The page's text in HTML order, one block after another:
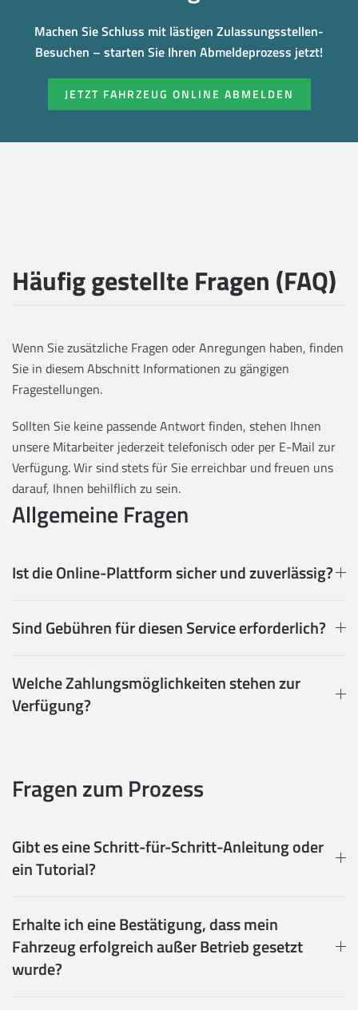
Machen Sie Schluss mit lästigen Zulassungsstellen-
Besuchen – starten Sie Ihren Abmeldeprozess jetzt!
JETZT FAHRZEUG ONLINE ABMELDEN
Häufig gestellte Fragen (FAQ)
Wenn Sie zusätzliche Fragen oder Anregungen haben, finden
Sie in diesem Abschnitt Informationen zu gängigen
Fragestellungen.
Sollten Sie keine passende Antwort finden, stehen Ihnen
unsere Mitarbeiter jederzeit telefonisch oder per E-Mail zur
Verfügung. Wir sind stets für Sie erreichbar und freuen uns
darauf, Ihnen behilflich zu sein.
Allgemeine Fragen
Ist die Online-Plattform sicher und zuverlässig?
Sind Gebühren für diesen Service erforderlich?
Welche Zahlungsmöglichkeiten stehen zur
Verfügung?
Fragen zum Prozess
Gibt es eine Schritt-für-Schritt-Anleitung oder
ein Tutorial?
Erhalte ich eine Bestätigung, dass mein
Fahrzeug erfolgreich außer Betrieb gesetzt
wurde?